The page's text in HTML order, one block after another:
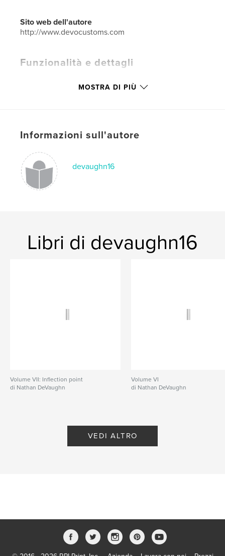
Sito web dell'autore
http://www.devocustoms.com
Funzionalità e dettagli
Copertina rigida rivestita: 9781715938925
Data di pubblicazione:nov 28, 2020
Lingua
English
MOSTRA DI PIÙ
Informazioni sull'autore
devaughn16
Libri di devaughn16
Volume VII: Inflection point
di Nathan DeVaughn
Volume VI
di Nathan DeVaughn
VEDI ALTRO